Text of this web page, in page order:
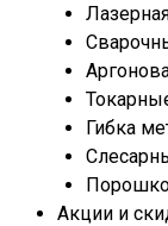
Гибка
Акции и